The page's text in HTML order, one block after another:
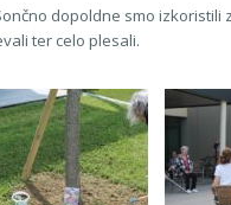
dopoldne smo
ter celo plesali.